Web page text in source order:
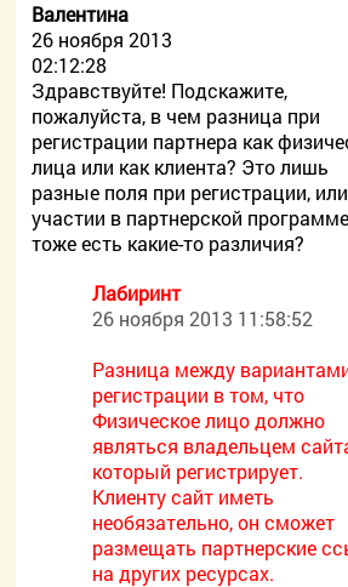
Валентина
26 ноября 2013
02:12:28
Здравствуйте! Подскажите,
пожалуйста, в чем разница при
регистрации партнера как
лица или как клиента? Это лишь
разные поля при регистрации,
участии в партнерской программе
тоже есть какие-то различия?
Лабиринт
26 ноября 2013 11:58:52
Разница между
регистрации в том, что
Физическое лицо должно
являться владельцем
который регистрирует.
Клиенту сайт иметь
необязательно, он сможет
размещать партнерские
на других ресурсах.